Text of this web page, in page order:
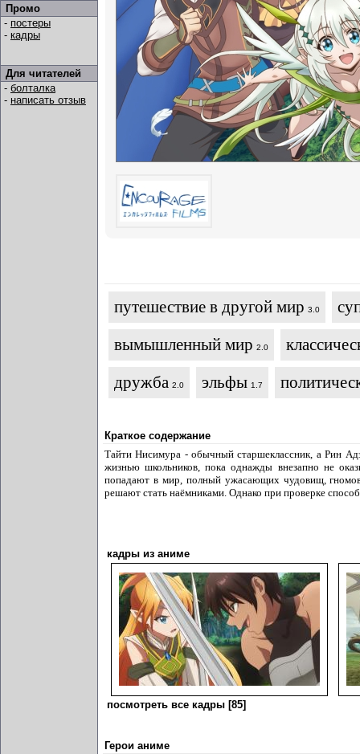
Промо
- постеры
- кадры
Для читателей
- болталка
- написать отзыв
путешествие в другой мир 3.0
вымышленный мир 2.0
дружба 2.0 эльфы 1.7
Краткое содержание
Тайти Нисимура - обычный старшеклассник, а Рин
жизнью школьников, пока однажды внезапно не
попадают в мир, полный ужасающих чудовищ,
решают стать наёмниками. Однако при проверке
кадры из аниме
посмотреть все кадры [85]
Герои аниме